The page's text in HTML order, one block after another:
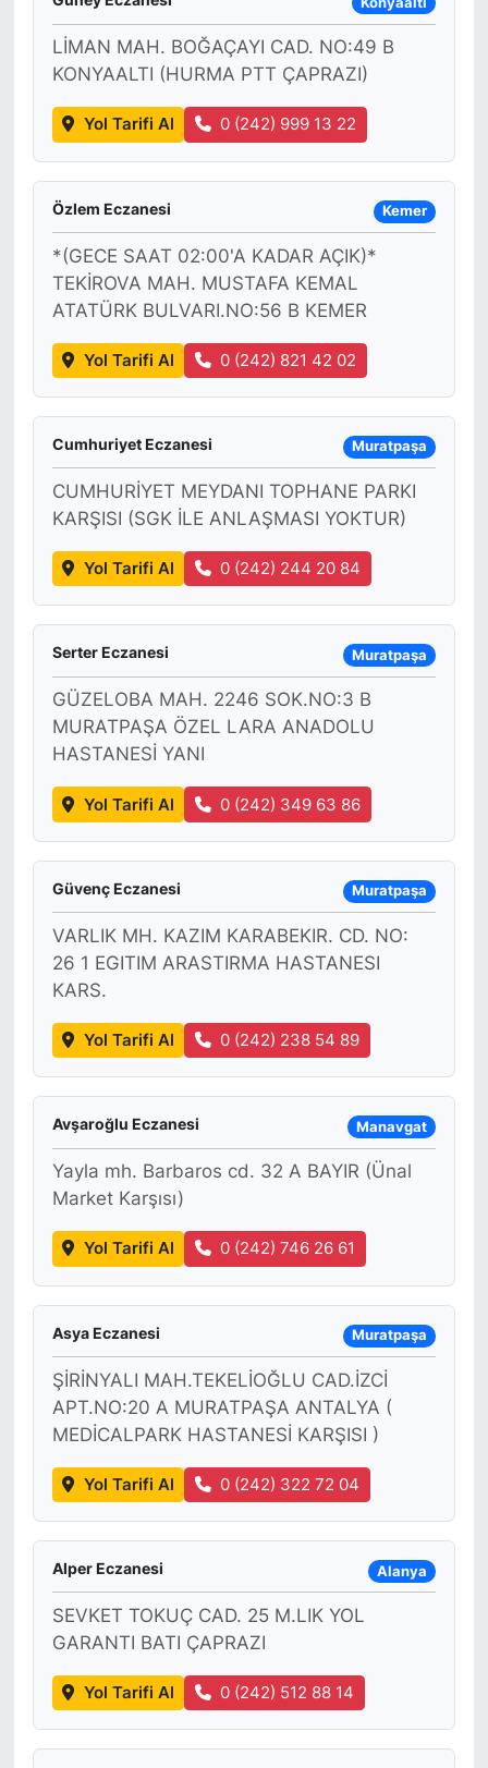
LİMAN MAH. BOĞAÇAYI CAD. NO:49 B
KONYAALTI (HURMA PTT ÇAPRAZI)
Yol Tarifi Al 0 (242) 999 13 22
Özlem Eczanesi Kemer
*(GECE SAAT 02:00'A KADAR AÇIK)*
TEKİROVA MAH. MUSTAFA KEMAL
ATATÜRK BULVARI.NO:56 B KEMER
Yol Tarifi Al 0 (242) 821 42 02
Cumhuriyet Eczanesi Muratpaşa
CUMHURİYET MEYDANI TOPHANE PARKI
KARŞISI (SGK İLE ANLAŞMASI YOKTUR)
Yol Tarifi Al 0 (242) 244 20 84
Serter Eczanesi Muratpaşa
GÜZELOBA MAH. 2246 SOK.NO:3 B
MURATPAŞA ÖZEL LARA ANADOLU
HASTANESİ YANI
Yol Tarifi Al 0 (242) 349 63 86
Güvenç Eczanesi Muratpaşa
VARLIK MH. KAZIM KARABEKIR. CD. NO:
26 1 EGITIM ARASTIRMA HASTANESI
KARS.
Yol Tarifi Al 0 (242) 238 54 89
Avşaroğlu Eczanesi Manavgat
Yayla mh. Barbaros cd. 32 A BAYIR (Ünal
Market Karşısı)
Yol Tarifi Al 0 (242) 746 26 61
Asya Eczanesi Muratpaşa
ŞİRİNYALI MAH.TEKELİOĞLU CAD.İZCİ
APT.NO:20 A MURATPAŞA ANTALYA (
MEDİCALPARK HASTANESİ KARŞISI )
Yol Tarifi Al 0 (242) 322 72 04
Alper Eczanesi Alanya
SEVKET TOKUÇ CAD. 25 M.LIK YOL
GARANTI BATI ÇAPRAZI
Yol Tarifi Al 0 (242) 512 88 14